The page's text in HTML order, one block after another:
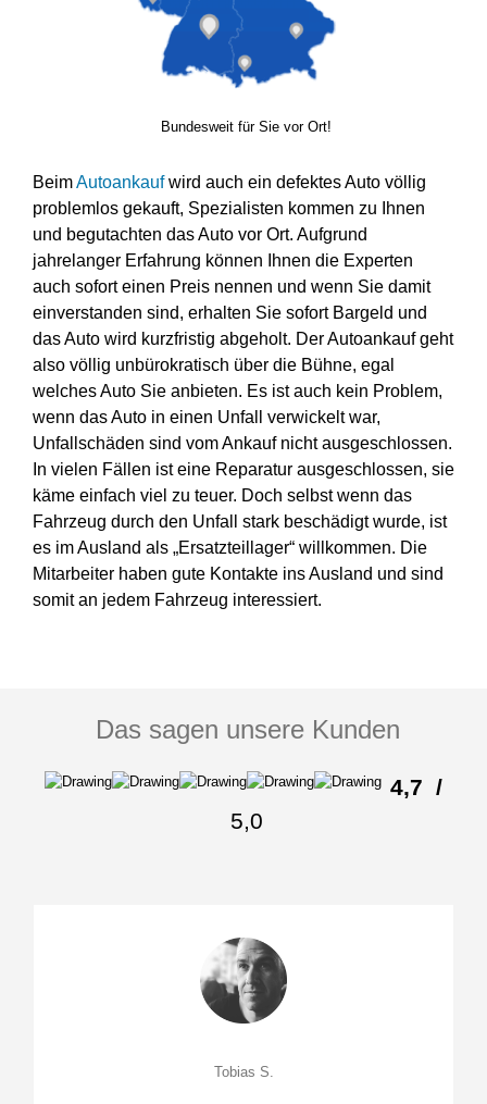
Bundesweit für Sie vor Ort!
BeimAutoankaufwird auch ein defektes Auto völlig
problemlos gekauft, Spezialisten kommen zu Ihnen
und begutachten das Auto vor Ort. Aufgrund
jahrelanger Erfahrung können Ihnen die Experten
auch sofort einen Preis nennen und wenn Sie damit
einverstanden sind, erhalten Sie sofort Bargeld und
das Auto wird kurzfristig abgeholt. Der Autoankauf geht
also völlig unbürokratisch über die Bühne, egal
welches Auto Sie anbieten. Es ist auch kein Problem,
wenn das Auto in einen Unfall verwickelt war,
Unfallschäden sind vom Ankauf nicht ausgeschlossen.
In vielen Fällen ist eine Reparatur ausgeschlossen, sie
käme einfach viel zu teuer. Doch selbst wenn das
Fahrzeug durch den Unfall stark beschädigt wurde, ist
es im Ausland als „Ersatzteillager“ willkommen. Die
Mitarbeiter haben gute Kontakte ins Ausland und sind
somit an jedem Fahrzeug interessiert.
Das sagen unsere Kunden
4,7 /
5,0
Tobias S.